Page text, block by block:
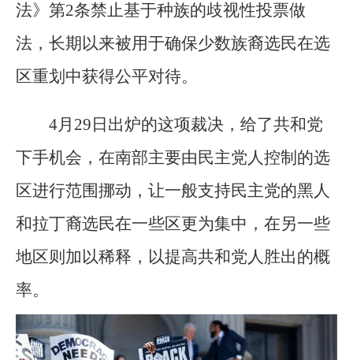
法》第2条禁止基于种族的歧视性投票做
法，长期以来被用于确保少数族裔选民在选
区重划中获得公平对待。
4月29日出炉的这项裁决，给了共和党
下手机会，在南部主要由民主党人控制的选
区进行范围挪动，让一般支持民主党的黑人
和拉丁裔选民在一些区更为集中，在另一些
地区则加以稀释，以提高共和党人胜出的概
率。